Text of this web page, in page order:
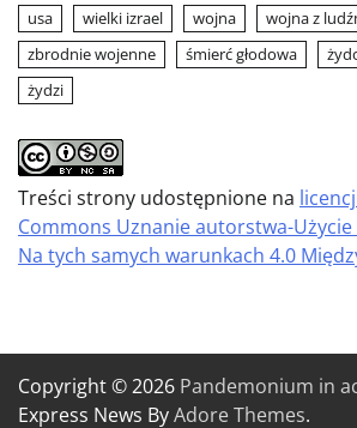
usa
wielki izrael wojna wojna z
zbrodnie wojenne
śmierć głodowa
żydzi
Treści strony udostępnione na
Commons Uznanie autorstwa-
Na tych samych warunkach 4.0
Copyright © 2026 Pandemonium in
Express News ByAdore Themes.